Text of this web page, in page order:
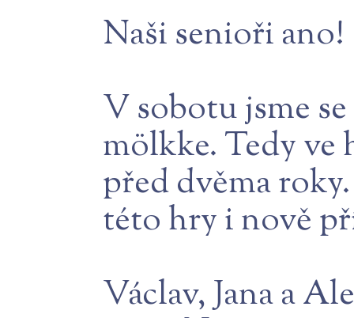
Naši senioři ano!
V sobotu jsme
mölkke. Tedy ve
před dvěma
této hry i nově
Václav, Jana a